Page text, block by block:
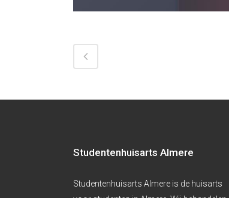
Studentenhuisarts Almere
Studentenhuisarts Almere is de huisarts